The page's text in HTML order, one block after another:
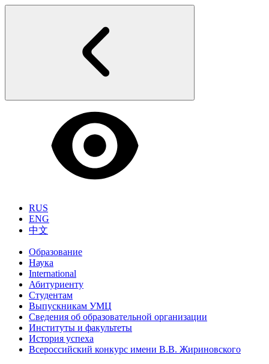
RUS
ENG
中文
Образование
Наука
International
Абитуриенту
Студентам
Выпускникам УМЦ
Сведения об образовательной организации
Институты и факультеты
История успеха
Всероссийский конкурс имени В.В. Жириновского